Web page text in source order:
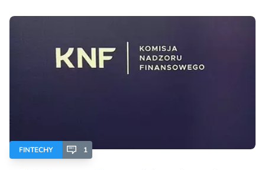
FINTECHY 1